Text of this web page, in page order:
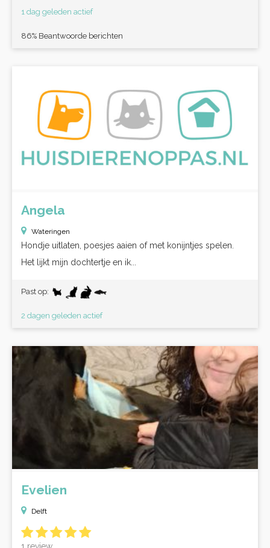
1 dag geleden actief
86% Beantwoorde berichten
Angela
Wateringen
Hondje uitlaten, poesjes aaien of met konijntjes spelen.
Het lijkt mijn dochtertje en ik...
Past op:
2 dagen geleden actief
Evelien
Delft